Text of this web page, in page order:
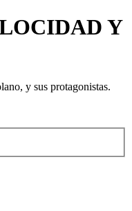
Y
y sus protagonistas.